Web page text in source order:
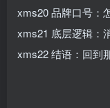
xms20 品牌口号：
xms21 底层逻辑：
xms22 结语：回到